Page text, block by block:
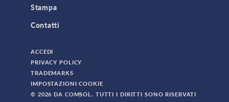
Stampa
Contatti
ACCEDI
PRIVACY POLICY
TRADEMARKS
IMPOSTAZIONI COOKIE
© 2026 DA COMSOL. TUTTI I DIRITTI SONO RISERVATI